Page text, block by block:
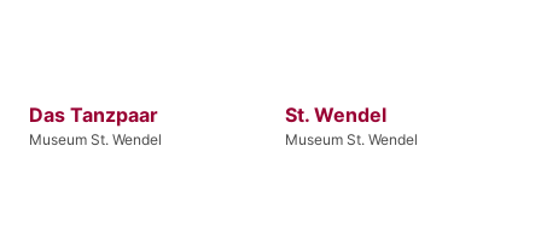
Das Tanzpaar
Museum St. Wendel
St. Wendel
Museum St. Wendel